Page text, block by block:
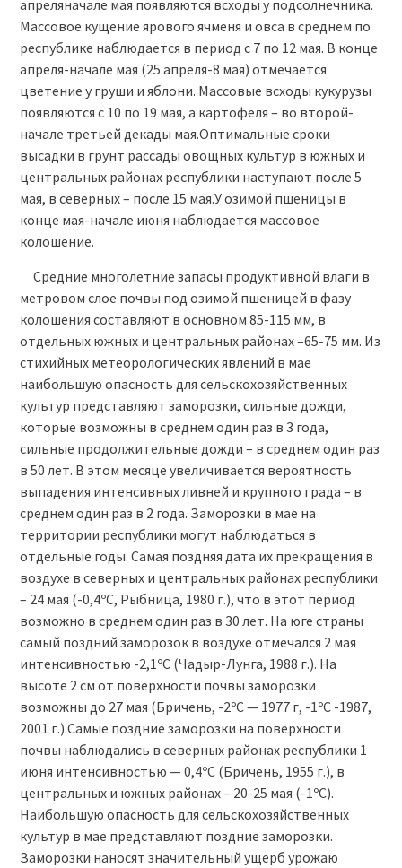
апреляначале мая появляются всходы у подсолнечника.
Массовое кущение ярового ячменя и овса в среднем по
республике наблюдается в период с 7 по 12 мая. В конце
апреля-начале мая (25 апреля-8 мая) отмечается
цветение у груши и яблони. Массовые всходы кукурузы
появляются с 10 по 19 мая, а картофеля – во второй-
начале третьей декады мая.Оптимальные сроки
высадки в грунт рассады овощных культур в южных и
центральных районах республики наступают после 5
мая, в северных – после 15 мая.У озимой пшеницы в
конце мая-начале июня наблюдается массовое
колошение.
Средние многолетние запасы продуктивной влаги в
метровом слое почвы под озимой пшеницей в фазу
колошения составляют в основном 85-115 мм, в
отдельных южных и центральных районах –65-75 мм. Из
стихийных метеорологических явлений в мае
наибольшую опасность для сельскохозяйственных
культур представляют заморозки, сильные дожди,
которые возможны в среднем один раз в 3 года,
сильные продолжительные дожди – в среднем один раз
в 50 лет. В этом месяце увеличивается вероятность
выпадения интенсивных ливней и крупного града – в
среднем один раз в 2 года. Заморозки в мае на
территории республики могут наблюдаться в
отдельные годы. Самая поздняя дата их прекращения в
воздухе в северных и центральных районах республики
– 24 мая (-0,4ºC, Рыбница, 1980 г.), что в этот период
возможно в среднем один раз в 30 лет. На юге страны
самый поздний заморозок в воздухе отмечался 2 мая
интенсивностью -2,1ºC (Чадыр-Лунга, 1988 г.). На
высоте 2 см от поверхности почвы заморозки
возможны до 27 мая (Бричень, -2ºC — 1977 г, -1ºC -1987,
2001 г.).Самые поздние заморозки на поверхности
почвы наблюдались в северных районах республики 1
июня интенсивностью — 0,4ºC (Бричень, 1955 г.), в
центральных и южных районах – 20-25 мая (-1ºC).
Наибольшую опасность для сельскохозяйственных
культур в мае представляют поздние заморозки.
Заморозки наносят значительный ущерб урожаю